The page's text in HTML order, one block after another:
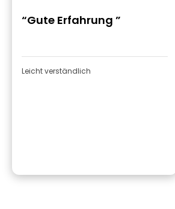
“Gute Erfahrung ”
Leicht verständlich